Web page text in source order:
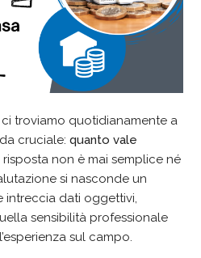
troviamo quotidianamente a
cruciale:quanto vale
risposta non è mai semplice né
si nasconde un
intreccia dati oggettivi,
sensibilità professionale
sul campo.